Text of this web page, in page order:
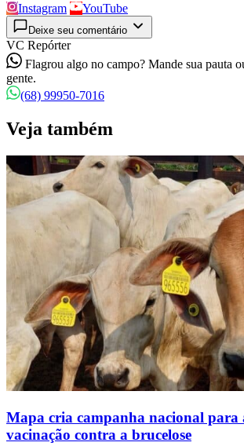
Instagram
YouTube
Deixe seu comentário
VC Repórter
Flagrou algo no campo? Mande sua pauta
gente.
(68) 99950-7016
Veja também
Mapa cria campanha nacional
vacinação contra a brucelose